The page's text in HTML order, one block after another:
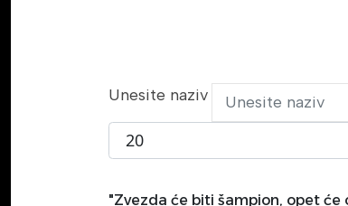
Unesite naziv
Prikaži broj
"Zvezda će biti šampion, opet će